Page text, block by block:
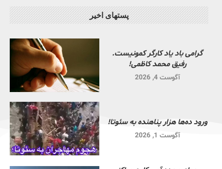
پستهای اخیر
گرامی باد یاد کارگر کمونیست.
رفیق محمد کاظمی!
آگوست 4, 2026
ورود ده‌ها هزار پناهنده به سئوتا!
آگوست 1, 2026